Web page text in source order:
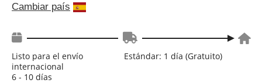
Cambiar país
Listo para el envío
internacional
6 - 10 días
Estándar: 1 día (Gratuito)